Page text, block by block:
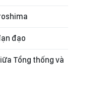
đạo
Tổng thống và